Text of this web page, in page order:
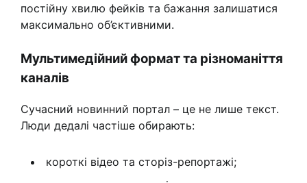
постійну хвилю фейків та бажання залишатися
максимально об’єктивними.
Мультимедійний формат та різноманіття
каналів
Сучасний новинний портал – це не лише текст.
Люди дедалі частіше обирають:
короткі відео та сторіз-репортажі;